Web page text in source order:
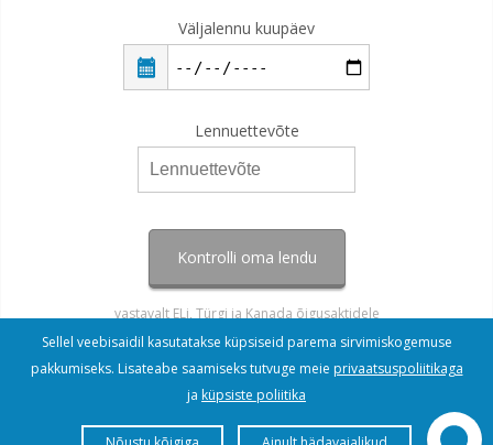
Väljalennu kuupäev
Lennuettevõte
Kontrolli oma lendu
vastavalt ELi, Türgi ja Kanada õigusaktidele
Sellel veebisaidil kasutatakse küpsiseid parema sirvimiskogemuse
pakkumiseks. Lisateabe saamiseks tutvuge meie privaatsuspoliitikaga
ja küpsiste poliitika